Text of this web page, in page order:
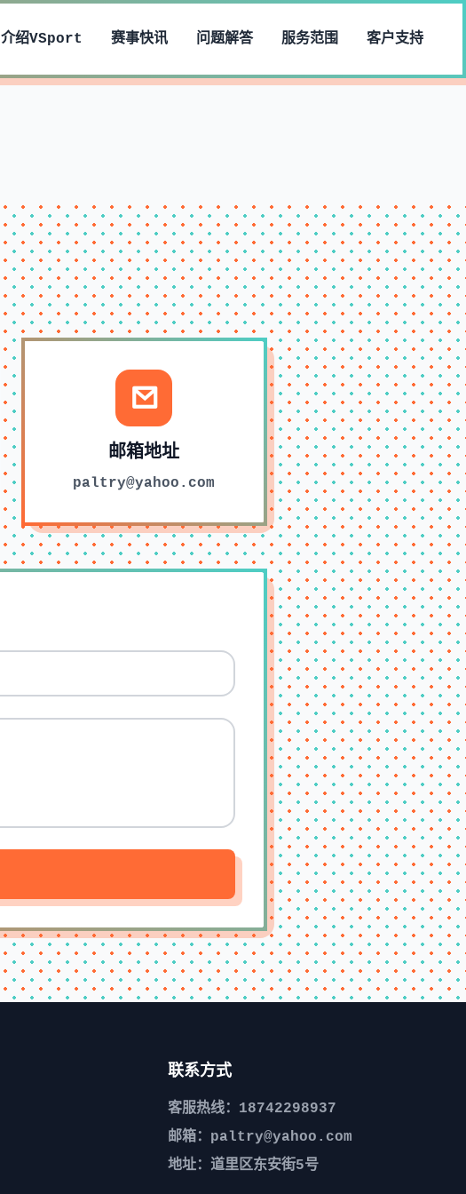
介绍VSport 赛事快讯 问题解答 服务范围 客户支持
邮箱地址
paltry@yahoo.com
联系方式
客服热线：18742298937
邮箱：paltry@yahoo.com
地址：道里区东安街5号